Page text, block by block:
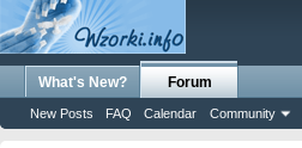
What's New? Forum
New Posts FAQ Calendar Community